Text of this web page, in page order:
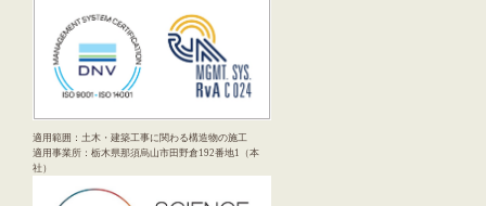
適用範囲：土木・建築工事に関わる構造物の施工
適用事業所：栃木県那須烏山市田野倉192番地1（本
社）